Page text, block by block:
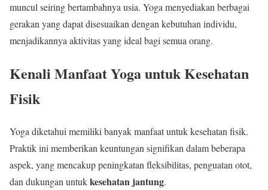
muncul seiring bertambahnya usia. Yoga menyediakan berbagai
gerakan yang dapat disesuaikan dengan kebutuhan individu,
menjadikannya aktivitas yang ideal bagi semua orang.
Kenali Manfaat Yoga untuk Kesehatan
Fisik
Yoga diketahui memiliki banyak manfaat untuk kesehatan fisik.
Praktik ini memberikan keuntungan signifikan dalam beberapa
aspek, yang mencakup peningkatan fleksibilitas, penguatan otot,
dan dukungan untukkesehatan jantung.